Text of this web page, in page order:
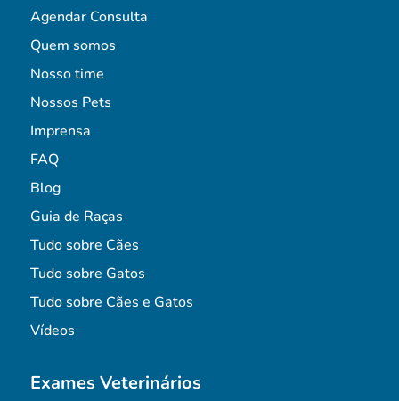
Agendar Consulta
Quem somos
Nosso time
Nossos Pets
Imprensa
FAQ
Blog
Guia de Raças
Tudo sobre Cães
Tudo sobre Gatos
Tudo sobre Cães e Gatos
Vídeos
Exames Veterinários